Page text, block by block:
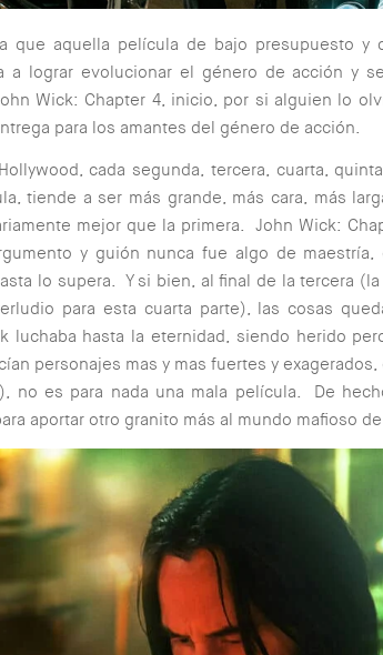
que aquella película de bajo presupuesto y
a lograr evolucionar el género de acción y
Wick: Chapter 4, inicio, por si alguien lo
para los amantes del género de acción.
cada segunda, tercera, cuarta,
tiende a ser más grande, más cara, más
mejor que la primera. John Wick:
y guión nunca fue algo de
lo supera. Y si bien, al final de la tercera
para esta cuarta parte), las cosas
luchaba hasta la eternidad, siendo herido
personajes mas y mas fuertes y
no es para nada una mala película. De
aportar otro granito más al mundo mafioso